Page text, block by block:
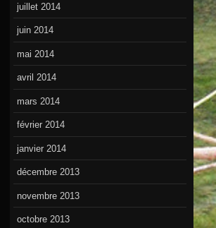
juillet 2014
juin 2014
mai 2014
avril 2014
mars 2014
février 2014
janvier 2014
décembre 2013
novembre 2013
octobre 2013